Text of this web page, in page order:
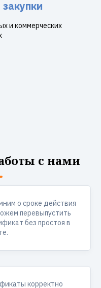
и коммерческих
с нами
о сроке действия
перевыпустить
без простоя в
корректно